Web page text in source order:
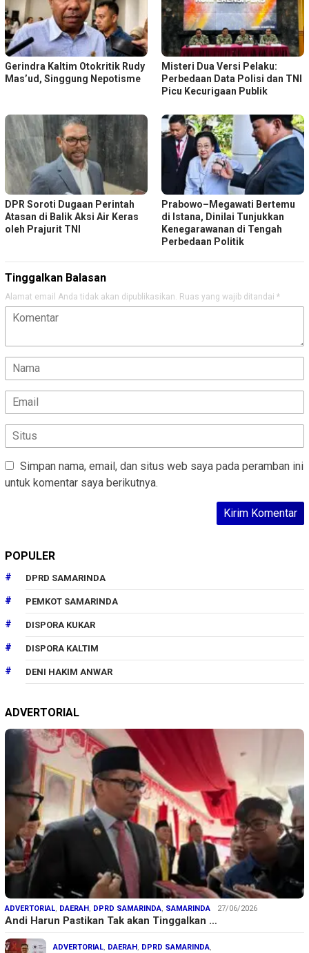
Gerindra Kaltim Otokritik Rudy
Mas’ud, Singgung Nepotisme
Misteri Dua Versi Pelaku:
Perbedaan Data Polisi dan TNI
Picu Kecurigaan Publik
DPR Soroti Dugaan Perintah
Atasan di Balik Aksi Air Keras
oleh Prajurit TNI
Prabowo–Megawati Bertemu
di Istana, Dinilai Tunjukkan
Kenegarawanan di Tengah
Perbedaan Politik
Tinggalkan Balasan
Alamat email Anda tidak akan dipublikasikan. Ruas yang wajib ditandai *
Simpan nama, email, dan situs web saya pada peramban ini
untuk komentar saya berikutnya.
POPULER
DPRD SAMARINDA
PEMKOT SAMARINDA
DISPORA KUKAR
DISPORA KALTIM
DENI HAKIM ANWAR
ADVERTORIAL
ADVERTORIAL, DAERAH , DPRD SAMARINDA, SAMARINDA 27/06/2026
Andi Harun Pastikan Tak akan Tinggalkan …
ADVERTORIAL, DAERAH , DPRD SAMARINDA,